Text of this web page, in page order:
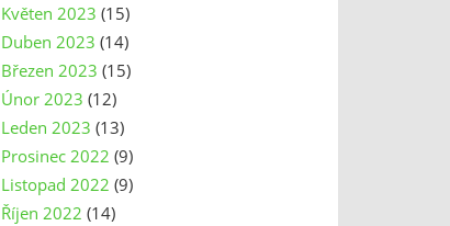
Květen 2023 (15)
Duben 2023 (14)
Březen 2023 (15)
Únor 2023 (12)
Leden 2023 (13)
Prosinec 2022 (9)
Listopad 2022 (9)
Říjen 2022 (14)